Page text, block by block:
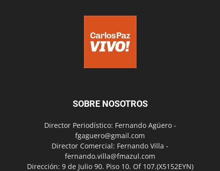
SOBRE NOSOTROS
Director Periodístico: Fernando Agüero -
fgaguero@gmail.com
Director Comercial: Fernando Villa -
fernando.villa@fmazul.com
Dirección: 9 de Julio 90. Piso 10. Of 107.(X5152EYN)